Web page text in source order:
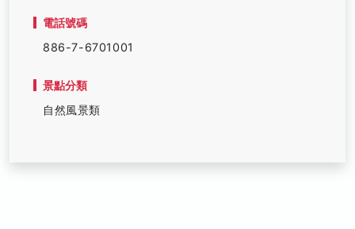
電話號碼
886-7-6701001
景點分類
自然風景類